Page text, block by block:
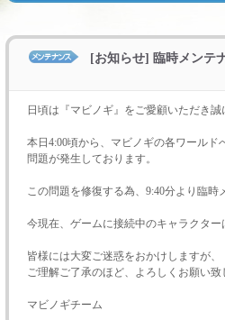
[お知らせ] 臨時メンテ
日頃は『マビノギ』をご愛顧いただき
本日4:00頃から、マビノギの各ワールド
問題が発生しております。
この問題を修復する為、9:40分より臨時
今現在、ゲームに接続中のキャラクタ
皆様には大変ご迷惑をおかけしますが、
ご理解ご了承のほど、よろしくお願い致
マビノギチーム